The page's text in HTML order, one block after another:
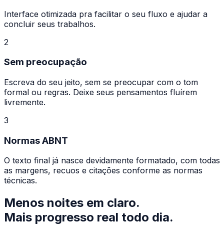
Interface otimizada pra facilitar o seu fluxo e ajudar a
concluir seus trabalhos.
2
Sem preocupação
Escreva do seu jeito, sem se preocupar com o tom
formal ou regras. Deixe seus pensamentos fluírem
livremente.
3
Normas ABNT
O texto final já nasce devidamente formatado, com todas
as margens, recuos e citações conforme as normas
técnicas.
Menos noites em claro.
Mais progresso real todo dia.